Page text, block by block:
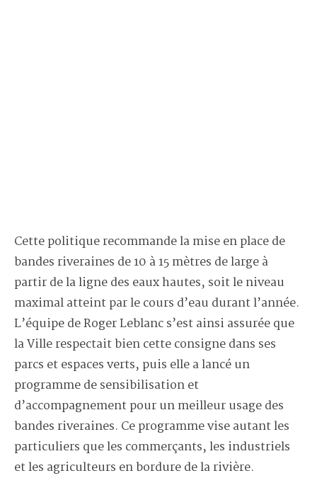
Cette politique recommande la mise en place de
bandes riveraines de 10 à 15 mètres de large à
partir de la ligne des eaux hautes, soit le niveau
maximal atteint par le cours d’eau durant l’année.
L’équipe de Roger Leblanc s’est ainsi assurée que
la Ville respectait bien cette consigne dans ses
parcs et espaces verts, puis elle a lancé un
programme de sensibilisation et
d’accompagnement pour un meilleur usage des
bandes riveraines. Ce programme vise autant les
particuliers que les commerçants, les industriels
et les agriculteurs en bordure de la rivière.